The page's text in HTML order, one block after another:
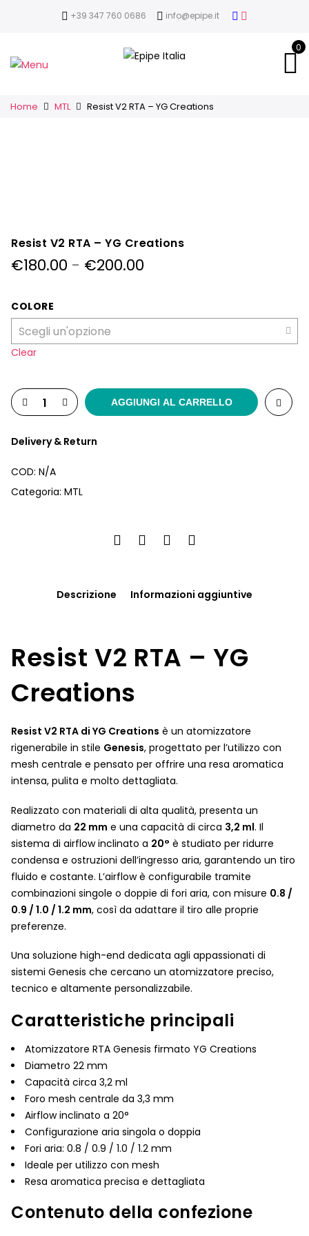
+39 347 760 0686 info@epipe.it
0
Home MTL Resist V2 RTA – YG Creations
Resist V2 RTA – YG Creations
€180.00 - €200.00
€180.00
a
COLORE
Clear
AGGIUNGI AL CARRELLO
Delivery & Return
COD: N/A
Categoria: MTL
Descrizione Informazioni aggiuntive
Resist V2 RTA – YG
Creations
Resist V2 RTA di YG Creations è un atomizzatore
rigenerabile in stile Genesis, progettato per l’utilizzo con
mesh centrale e pensato per offrire una resa aromatica
intensa, pulita e molto dettagliata.
Realizzato con materiali di alta qualità, presenta un
diametro da 22 mm e una capacità di circa 3,2 ml. Il
sistema di airflow inclinato a 20° è studiato per ridurre
condensa e ostruzioni dell’ingresso aria, garantendo un tiro
fluido e costante. L’airflow è configurabile tramite
combinazioni singole o doppie di fori aria, con misure 0.8 /
0.9 / 1.0 / 1.2 mm, così da adattare il tiro alle proprie
preferenze.
Una soluzione high-end dedicata agli appassionati di
sistemi Genesis che cercano un atomizzatore preciso,
tecnico e altamente personalizzabile.
Caratteristiche principali
Atomizzatore RTA Genesis firmato YG Creations
Diametro 22 mm
Capacità circa 3,2 ml
Foro mesh centrale da 3,3 mm
Airflow inclinato a 20°
Configurazione aria singola o doppia
Fori aria: 0.8 / 0.9 / 1.0 / 1.2 mm
Ideale per utilizzo con mesh
Resa aromatica precisa e dettagliata
Contenuto della confezione